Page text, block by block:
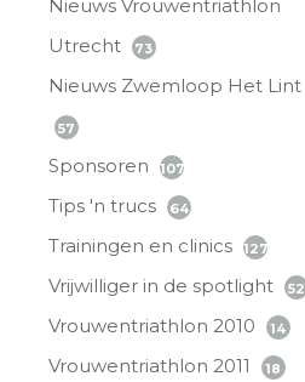
Nieuws Vrouwentriathlon
Utrecht
73
Nieuws Zwemloop Het Lint
57
Sponsoren 107
Tips 'n trucs 64
Trainingen en clinics 127
Vrijwilliger in de spotlight 52
Vrouwentriathlon 2010 14
Vrouwentriathlon 2011 18